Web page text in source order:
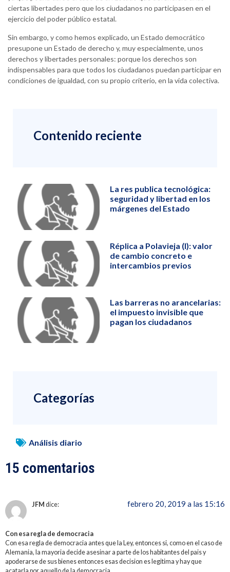
ciertas libertades pero que los ciudadanos no participasen en el
ejercicio del poder público estatal.
Sin embargo, y como hemos explicado, un Estado democrático
presupone un Estado de derecho y, muy especialmente, unos
derechos y libertades personales: porque los derechos son
indispensables para que todos los ciudadanos puedan participar en
condiciones de igualdad, con su propio criterio, en la vida colectiva.
Contenido reciente
La res publica tecnológica:
seguridad y libertad en los
márgenes del Estado
Réplica a Polavieja (I): valor
de cambio concreto e
intercambios previos
Las barreras no arancelarias:
el impuesto invisible que
pagan los ciudadanos
Categorías
Análisis diario
15 comentarios
JFM dice: febrero 20, 2019 a las 15:16
Con esa regla de democracia
Con esa regla de democracia antes que la Ley, entonces si, como en el caso de
Alemania, la mayoria decide asesinar a parte de los habitantes del pais y
apoderarse de sus bienes entonces esas decision es legitima y hay que